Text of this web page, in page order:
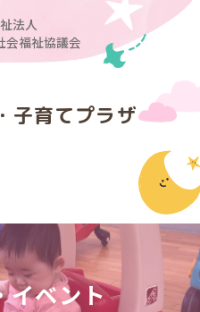
法人
会福祉協議会
子育てプラザ
イベント